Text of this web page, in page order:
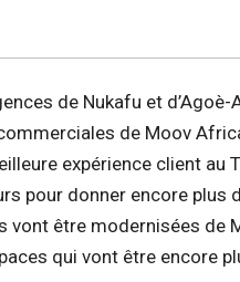
de Nukafu et
de Moov
expérience client
pour donner encore
vont être modernisées de
qui vont être encore